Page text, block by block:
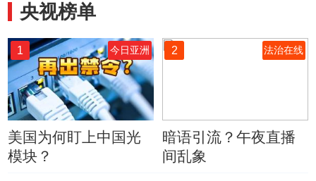
央视榜单
1 今日亚洲
美国为何盯上中国光
模块？
2 法治在线
暗语引流？午夜直播
间乱象